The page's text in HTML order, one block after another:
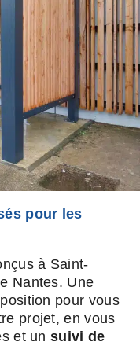
pour les
à Saint-
Nantes. Une
pour vous
projet, en vous
et unsuivi de